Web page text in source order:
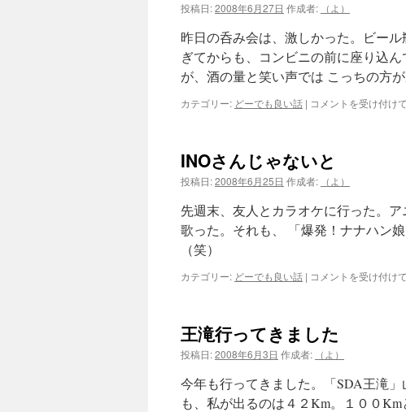
投稿日:2008年6月27日 作成者: （よ）
昨日の呑み会は、激しかった。ビー
ぎてからも、コンビニの前に座り込
が、酒の量と笑い声では こっちの方
カテゴリー: どーでも良い話 | 呑
コメントを受け付け
INOさんじゃないと
投稿日:2008年6月25日 作成者: （よ）
先週末、友人とカラオケに行った。
歌った。それも、 「爆発！ナナハン
（笑）
カテゴリー: どーでも良い話 | INO
ゃ
い
は
コメントを受け付け
王滝行ってきました
投稿日:2008年6月3日 作成者: （よ）
今年も行ってきました。「SDA王滝
も、私が出るのは４２Km。１００